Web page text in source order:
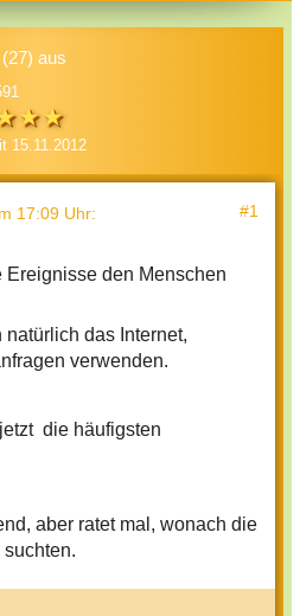
(27) aus
15.11.2012
17:09 Uhr: #1
Ereignisse den Menschen
das Internet,
verwenden.
die häufigsten
aber ratet mal, wonach die